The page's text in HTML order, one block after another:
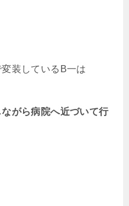
装しているB一は
がら病院へ近づいて行